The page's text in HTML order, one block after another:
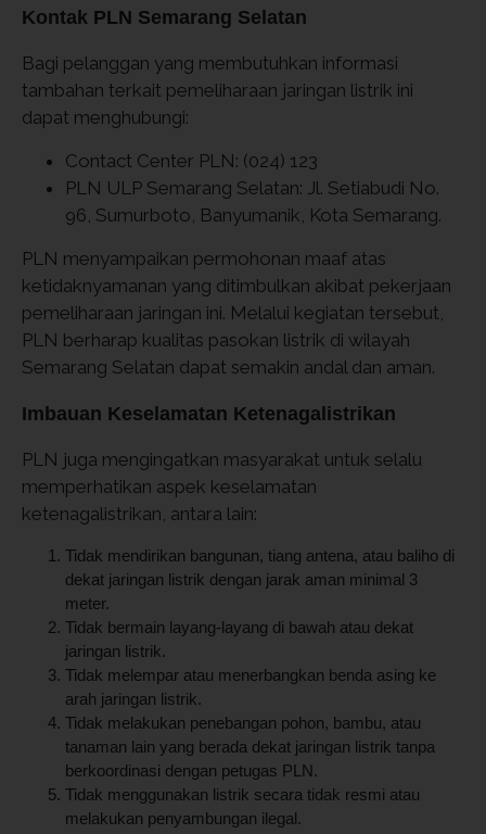
Kontak PLN Semarang Selatan
Bagi pelanggan yang membutuhkan informasi
tambahan terkait pemeliharaan jaringan listrik ini
dapat menghubungi:
Contact Center PLN: (024) 123
PLN ULP Semarang Selatan: Jl. Setiabudi No.
96, Sumurboto, Banyumanik, Kota Semarang.
PLN menyampaikan permohonan maaf atas
ketidaknyamanan yang ditimbulkan akibat pekerjaan
pemeliharaan jaringan ini. Melalui kegiatan tersebut,
PLN berharap kualitas pasokan listrik di wilayah
Semarang Selatan dapat semakin andal dan aman.
Imbauan Keselamatan Ketenagalistrikan
PLN juga mengingatkan masyarakat untuk selalu
memperhatikan aspek keselamatan
ketenagalistrikan, antara lain:
Tidak mendirikan bangunan, tiang antena, atau baliho di
dekat jaringan listrik dengan jarak aman minimal 3
meter.
Tidak bermain layang-layang di bawah atau dekat
jaringan listrik.
Tidak melempar atau menerbangkan benda asing ke
arah jaringan listrik.
Tidak melakukan penebangan pohon, bambu, atau
tanaman lain yang berada dekat jaringan listrik tanpa
berkoordinasi dengan petugas PLN.
Tidak menggunakan listrik secara tidak resmi atau
melakukan penyambungan ilegal.